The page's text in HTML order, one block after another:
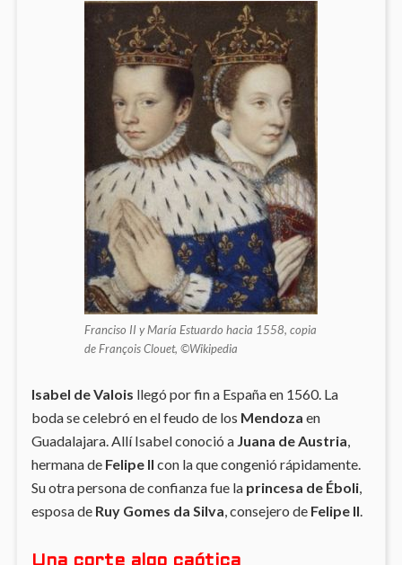
Franciso II y María Estuardo hacia 1558, copia
de François Clouet, ©Wikipedia
Isabel de Valois llegó por fin a España en 1560. La
boda se celebró en el feudo de los Mendoza en
Guadalajara. Allí Isabel conoció a Juana de Austria,
hermana de Felipe II con la que congenió rápidamente.
Su otra persona de confianza fue la princesa de Éboli,
esposa de Ruy Gomes da Silva, consejero de Felipe II.
Una corte algo caótica